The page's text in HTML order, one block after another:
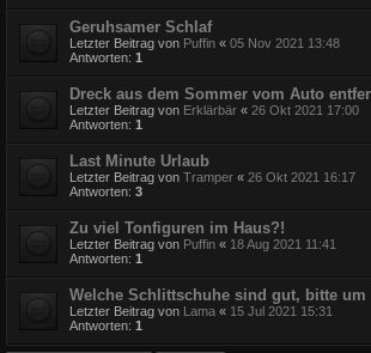
Geruhsamer Schlaf
Letzter Beitrag von Puffin « 05 Nov 2021 13:48
Antworten: 1
Dreck aus dem Sommer vom Auto
Letzter Beitrag von Erklärbär « 26 Okt 2021 17:00
Antworten: 1
Last Minute Urlaub
Letzter Beitrag von Tramper « 26 Okt 2021 16:17
Antworten: 3
Zu viel Tonfiguren im Haus?!
Letzter Beitrag von Puffin « 18 Aug 2021 11:41
Antworten: 1
Welche Schlittschuhe sind gut, bitte um
Letzter Beitrag von Lama « 15 Jul 2021 15:31
Antworten: 1